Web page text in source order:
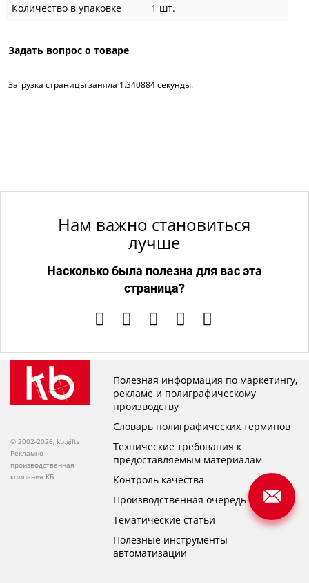
Количество в упаковке
1 шт.
Задать вопрос о товаре
Загрузка страницы заняла 1.340884 секунды.
Нам важно становиться
лучше
Насколько была полезна для вас эта
страница?
© 2002-2026, kb.gifts
Рекламно-
производственная
компания КБ
Полезная информация по маркетингу,
рекламе и полиграфическому
производству
Словарь полиграфических терминов
Технические требования к
предоставляемым материалам
Контроль качества
Производственная очередь
Тематические статьи
Полезные инструменты
автоматизации